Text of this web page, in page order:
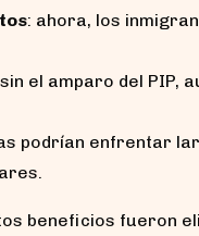
: ahora, los
el amparo del PIP,
podrían enfrentar
beneficios fueron